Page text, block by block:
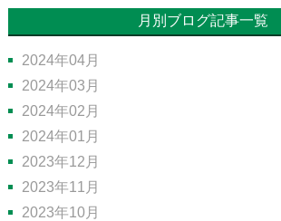
月別ブログ記事一覧
2024年04月
2024年03月
2024年02月
2024年01月
2023年12月
2023年11月
2023年10月